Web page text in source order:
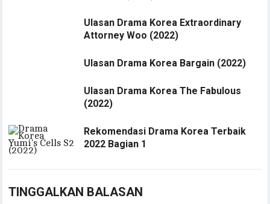
Ulasan Drama Korea Extraordinary
Attorney Woo (2022)
Ulasan Drama Korea Bargain (2022)
Ulasan Drama Korea The Fabulous
(2022)
Rekomendasi Drama Korea Terbaik
2022 Bagian 1
TINGGALKAN BALASAN